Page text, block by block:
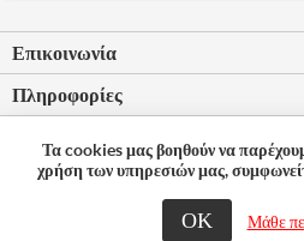
Επικοινωνία
Πληροφορίες
Ο λογαριασμός μου
© 2026
Τα cookies μας βοηθούν να
χρήση των υπηρεσιών μας,
ΟΚ Μάθε